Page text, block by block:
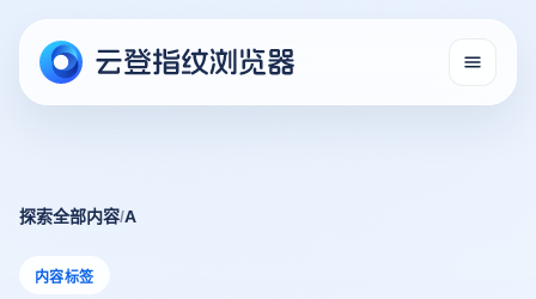
探索全部内容/A
内容标签